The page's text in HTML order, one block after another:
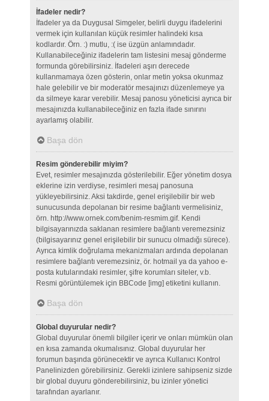
İfadeler nedir?
İfadeler ya da Duygusal Simgeler, belirli duygu ifadelerini
vermek için kullanılan küçük resimler halindeki kısa
kodlardır. Örn. :) mutlu, :( ise üzgün anlamındadır.
Kullanabileceğiniz ifadelerin tam listesini mesaj gönderme
formunda görebilirsiniz. İfadeleri aşırı derecede
kullanmamaya özen gösterin, onlar metin yoksa okunmaz
hale gelebilir ve bir moderatör mesajınızı düzenlemeye ya
da silmeye karar verebilir. Mesaj panosu yöneticisi ayrıca bir
mesajınızda kullanabileceğiniz en fazla ifade sınırını
ayarlamış olabilir.
Başa dön
Resim gönderebilir miyim?
Evet, resimler mesajınızda gösterilebilir. Eğer yönetim dosya
eklerine izin verdiyse, resimleri mesaj panosuna
yükleyebilirsiniz. Aksi takdirde, genel erişilebilir bir web
sunucusunda depolanan bir resime bağlantı vermelisiniz,
örn. http://www.ornek.com/benim-resmim.gif. Kendi
bilgisayarınızda saklanan resimlere bağlantı veremezsiniz
(bilgisayarınız genel erişilebilir bir sunucu olmadığı sürece).
Ayrıca kimlik doğrulama mekanizmaları ardında depolanan
resimlere bağlantı veremezsiniz, ör. hotmail ya da yahoo e-
posta kutularındaki resimler, şifre korumları siteler, v.b.
Resmi görüntülemek için BBCode [img] etiketini kullanın.
Başa dön
Global duyurular nedir?
Global duyurular önemli bilgiler içerir ve onları mümkün olan
en kısa zamanda okumalısınız. Global duyurular her
forumun başında görünecektir ve ayrıca Kullanıcı Kontrol
Panelinizden görebilirsiniz. Gerekli izinlere sahipseniz sizde
bir global duyuru gönderebilirsiniz, bu izinler yönetici
tarafından ayarlanır.